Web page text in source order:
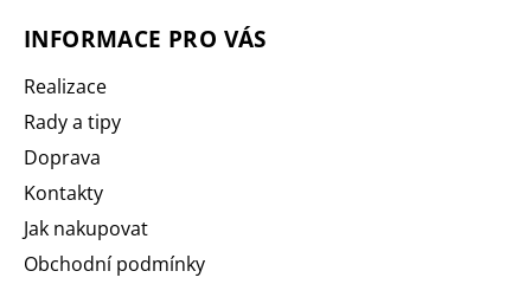
INFORMACE PRO VÁS
Realizace
Rady a tipy
Doprava
Kontakty
Jak nakupovat
Obchodní podmínky